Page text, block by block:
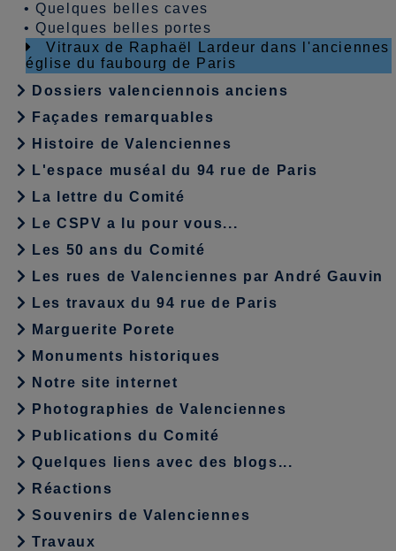
•Quelques belles caves
•Quelques belles portes
Vitraux de Raphaël Lardeur dans l'anciennes
église du faubourg de Paris
Dossiers valenciennois anciens
Façades remarquables
Histoire de Valenciennes
L'espace muséal du 94 rue de Paris
La lettre du Comité
Le CSPV a lu pour vous...
Les 50 ans du Comité
Les rues de Valenciennes par André Gauvin
Les travaux du 94 rue de Paris
Marguerite Porete
Monuments historiques
Notre site internet
Photographies de Valenciennes
Publications du Comité
Quelques liens avec des blogs...
Réactions
Souvenirs de Valenciennes
Travaux